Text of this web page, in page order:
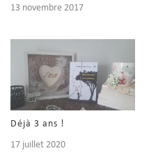
13 novembre 2017
Déjà 3 ans !
17 juillet 2020